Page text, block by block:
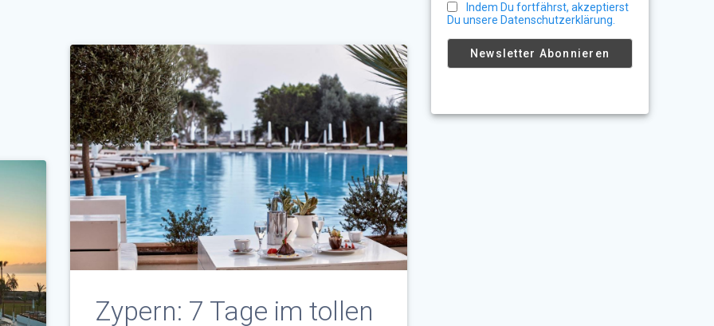
Zypern: 7 Tage im tollen
Indem Du fortfährst, akzeptierst
Du unsere Datenschutzerklärung.